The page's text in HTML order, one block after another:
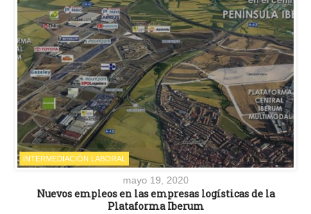
INTERMEDIACIÓN LABORAL
mayo 19, 2020
Nuevos empleos en las empresas logísticas de la
Plataforma Iberum